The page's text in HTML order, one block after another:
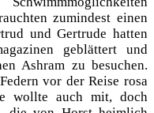
zumindest einen
und Gertrude hatten
geblättert und
Ashram zu besuchen.
vor der Reise rosa
wollte auch mit, doch